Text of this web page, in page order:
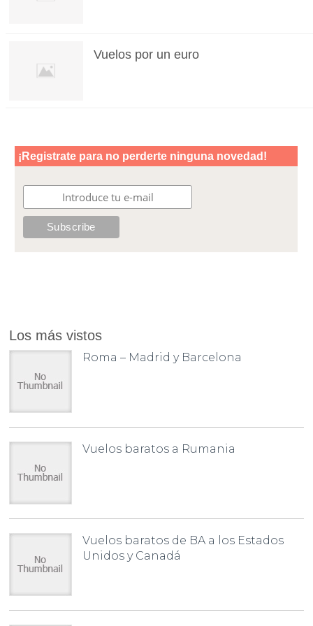
Vuelos por un euro
Los más vistos
Roma – Madrid y Barcelona
Vuelos baratos a Rumania
Vuelos baratos de BA a los Estados
Unidos y Canadá